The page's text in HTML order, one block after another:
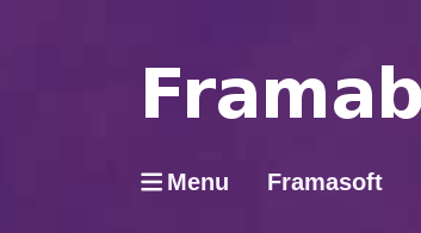
Menu Framasoft